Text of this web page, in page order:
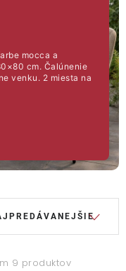
mocca a
cm. Čalúnenie
venku. 2 miesta na
9 produktov